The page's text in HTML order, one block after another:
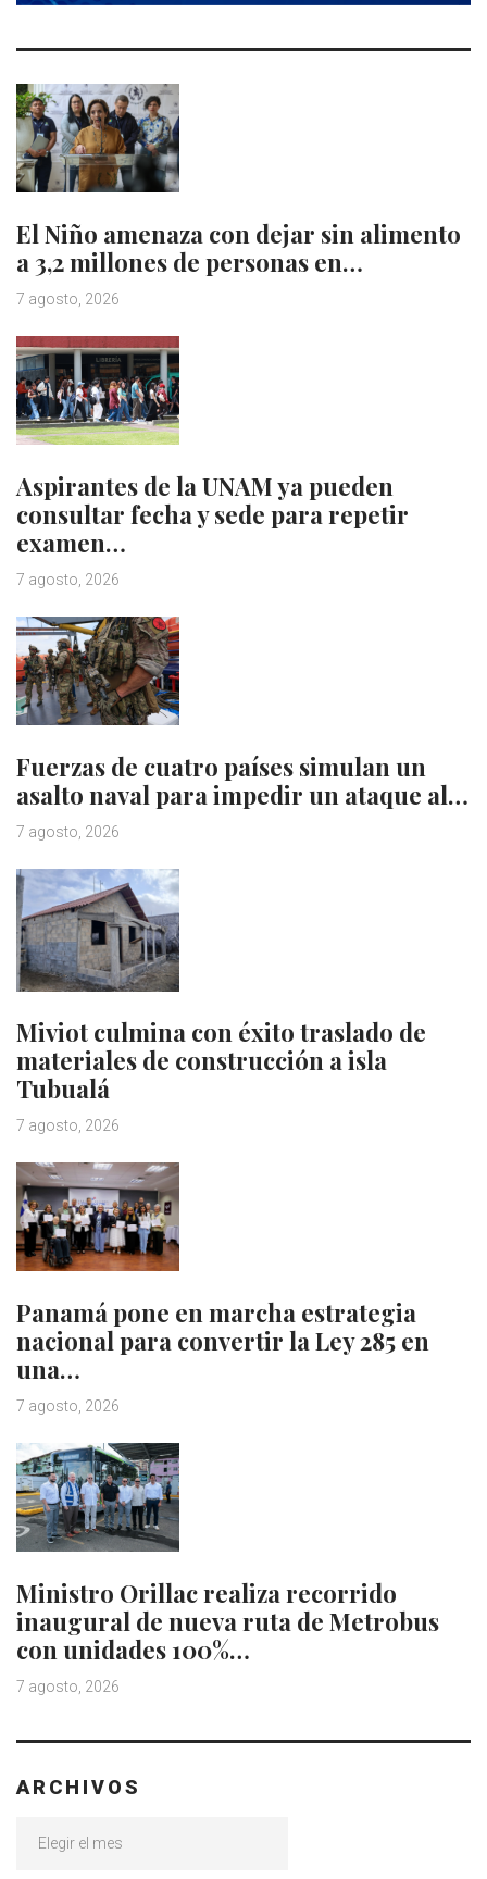
El Niño amenaza con dejar sin alimento
a 3,2 millones de personas en…
7 agosto, 2026
Aspirantes de la UNAM ya pueden
consultar fecha y sede para repetir
examen…
7 agosto, 2026
Fuerzas de cuatro países simulan un
asalto naval para impedir un ataque al…
7 agosto, 2026
Miviot culmina con éxito traslado de
materiales de construcción a isla
Tubualá
7 agosto, 2026
Panamá pone en marcha estrategia
nacional para convertir la Ley 285 en
una…
7 agosto, 2026
Ministro Orillac realiza recorrido
inaugural de nueva ruta de Metrobus
con unidades 100%…
7 agosto, 2026
ARCHIVOS